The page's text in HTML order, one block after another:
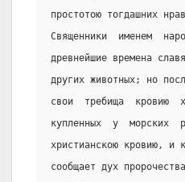
простотою тогдашних
Священники  именем
древнейшие времена
других животных; но
свои  требища  кровию
купленных  у  морских
христианскою кровию,
сообщает дух